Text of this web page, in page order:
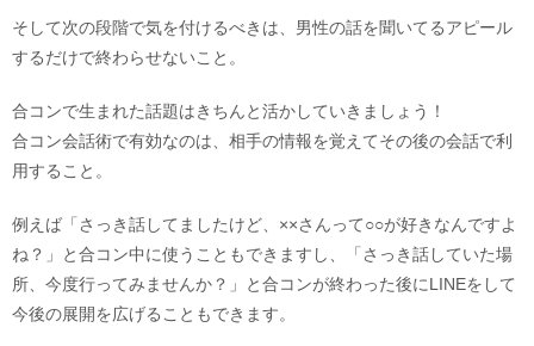
そして次の段階で気を付けるべきは、男性の話を聞いてるアピール
するだけで終わらせないこと。
合コンで生まれた話題はきちんと活かしていきましょう！
合コン会話術で有効なのは、相手の情報を覚えてその後の会話で利
用すること。
例えば「さっき話してましたけど、××さんって○○が好きなんですよ
ね？」と合コン中に使うこともできますし、「さっき話していた場
所、今度行ってみませんか？」と合コンが終わった後にLINEをして
今後の展開を広げることもできます。